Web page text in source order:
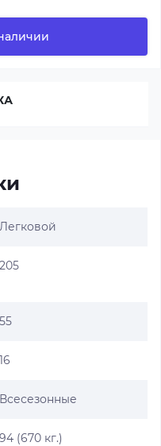
Легковой
205
55
16
Всесезонные
94 (670 кг.)